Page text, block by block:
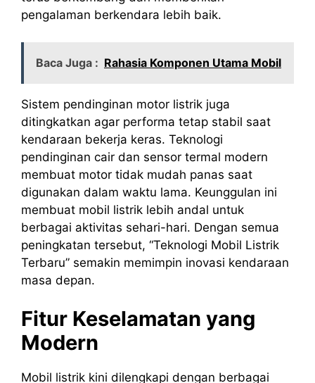
pengalaman berkendara lebih baik.
Baca Juga : Rahasia Komponen Utama Mobil
Sistem pendinginan motor listrik juga
ditingkatkan agar performa tetap stabil saat
kendaraan bekerja keras. Teknologi
pendinginan cair dan sensor termal modern
membuat motor tidak mudah panas saat
digunakan dalam waktu lama. Keunggulan ini
membuat mobil listrik lebih andal untuk
berbagai aktivitas sehari-hari. Dengan semua
peningkatan tersebut, “Teknologi Mobil Listrik
Terbaru” semakin memimpin inovasi kendaraan
masa depan.
Fitur Keselamatan yang
Modern
Mobil listrik kini dilengkapi dengan berbagai